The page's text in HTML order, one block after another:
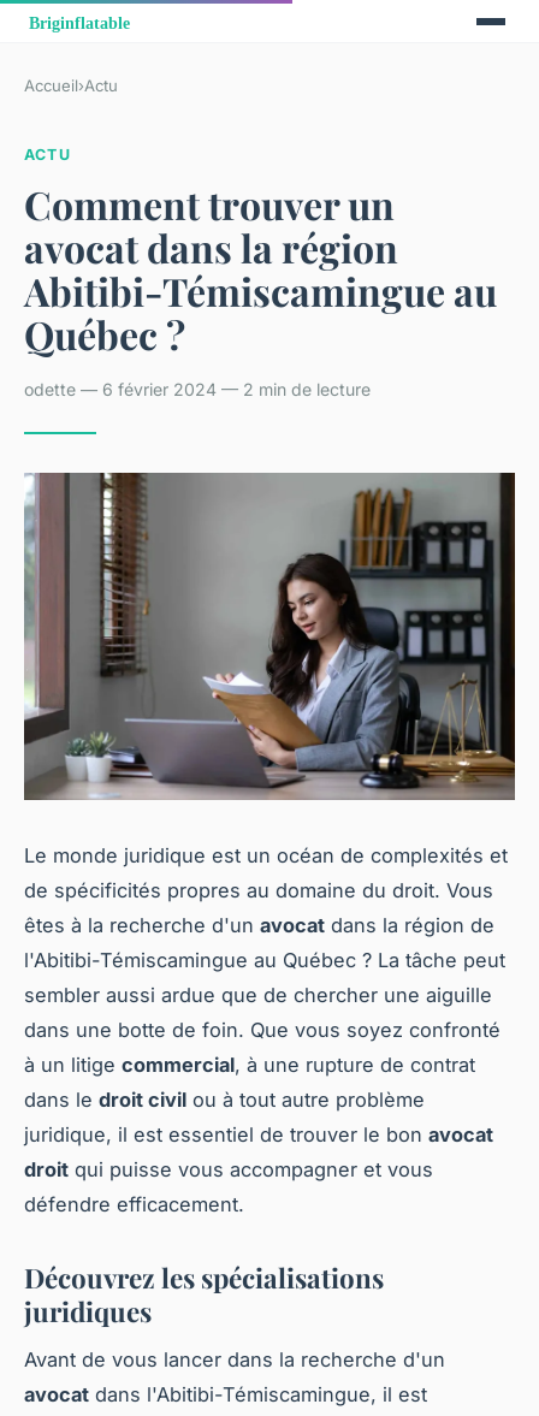
Accueil›Actu
ACTU
Comment trouver un
avocat dans la région
Abitibi-Témiscamingue au
Québec ?
odette — 6 février 2024 — 2 min de lecture
Le monde juridique est un océan de complexités et
de spécificités propres au domaine du droit. Vous
êtes à la recherche d'un avocat dans la région de
l'Abitibi-Témiscamingue au Québec ? La tâche peut
sembler aussi ardue que de chercher une aiguille
dans une botte de foin. Que vous soyez confronté
à un litige commercial, à une rupture de contrat
dans le droit civil ou à tout autre problème
juridique, il est essentiel de trouver le bon avocat
droit qui puisse vous accompagner et vous
défendre efficacement.
Découvrez les spécialisations
juridiques
Avant de vous lancer dans la recherche d'un
avocat dans l'Abitibi-Témiscamingue, il est